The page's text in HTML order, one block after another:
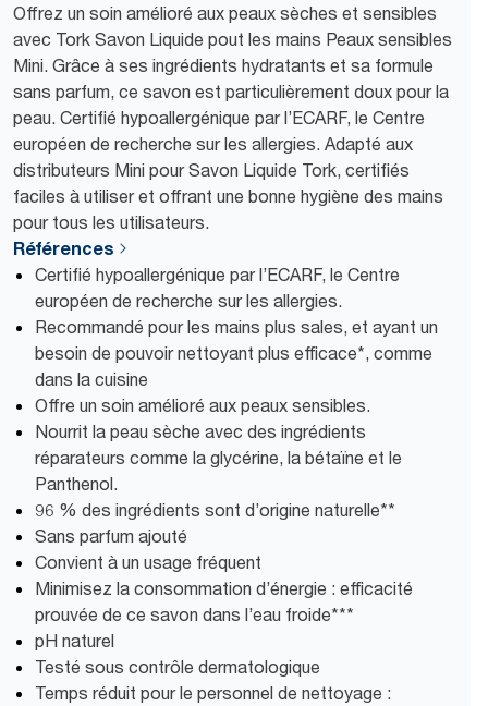
Offrez un soin amélioré aux peaux sèches et sensibles
avec Tork Savon Liquide pout les mains Peaux sensibles
Mini. Grâce à ses ingrédients hydratants et sa formule
sans parfum, ce savon est particulièrement doux pour la
peau. Certifié hypoallergénique par l’ECARF, le Centre
européen de recherche sur les allergies. Adapté aux
distributeurs Mini pour Savon Liquide Tork, certifiés
faciles à utiliser et offrant une bonne hygiène des mains
pour tous les utilisateurs.
Références
Certifié hypoallergénique par l’ECARF, le Centre
européen de recherche sur les allergies.
Recommandé pour les mains plus sales, et ayant un
besoin de pouvoir nettoyant plus efficace*, comme
dans la cuisine
Offre un soin amélioré aux peaux sensibles.
Nourrit la peau sèche avec des ingrédients
réparateurs comme la glycérine, la bétaïne et le
Panthenol.
96 % des ingrédients sont d’origine naturelle**
Sans parfum ajouté
Convient à un usage fréquent
Minimisez la consommation d’énergie : efficacité
prouvée de ce savon dans l’eau froide***
pH naturel
Testé sous contrôle dermatologique
Temps réduit pour le personnel de nettoyage :